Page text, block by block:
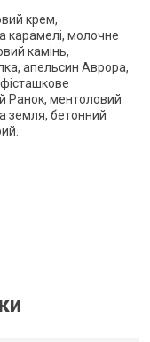
крем,
карамелі, молочне
камінь,
апельсин Аврора,
Ранок, ментоловий
земля, бетонний